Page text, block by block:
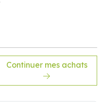
Continuer mes achats